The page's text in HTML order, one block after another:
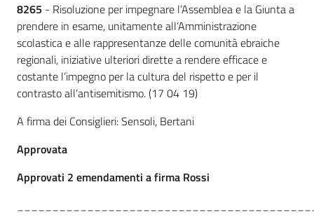
8265 - Risoluzione per impegnare l’Assemblea e la Giunta a
prendere in esame, unitamente all’Amministrazione
scolastica e alle rappresentanze delle comunità ebraiche
regionali, iniziative ulteriori dirette a rendere efficace e
costante l’impegno per la cultura del rispetto e per il
contrasto all’antisemitismo. (17 04 19)
A firma dei Consiglieri: Sensoli, Bertani
Approvata
Approvati 2 emendamenti a firma Rossi